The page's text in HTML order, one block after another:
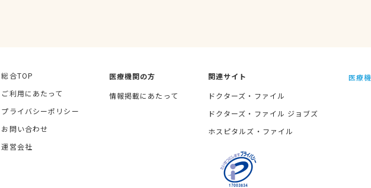
総合TOP
ご利用にあたって
プライバシーポリシー
お問い合わせ
運営会社
医療機関の方
情報掲載にあたって
関連サイト
ドクターズ・ファイル
ドクターズ・ファイル ジョブズ
ホスピタルズ・ファイル
医療